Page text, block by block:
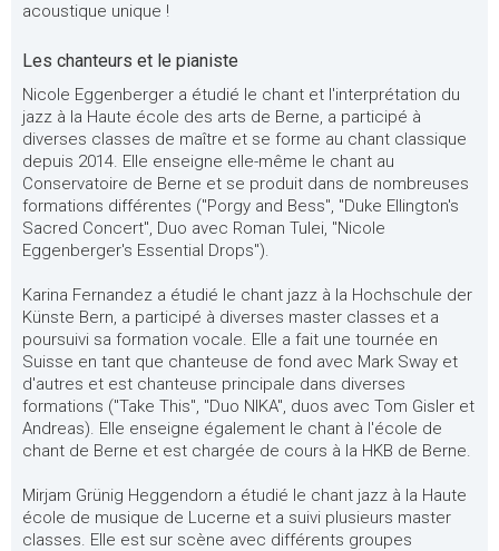
acoustique unique !
Les chanteurs et le pianiste
Nicole Eggenberger a étudié le chant et l'interprétation du
jazz à la Haute école des arts de Berne, a participé à
diverses classes de maître et se forme au chant classique
depuis 2014. Elle enseigne elle-même le chant au
Conservatoire de Berne et se produit dans de nombreuses
formations différentes ("Porgy and Bess", "Duke Ellington's
Sacred Concert", Duo avec Roman Tulei, "Nicole
Eggenberger's Essential Drops").
Karina Fernandez a étudié le chant jazz à la Hochschule der
Künste Bern, a participé à diverses master classes et a
poursuivi sa formation vocale. Elle a fait une tournée en
Suisse en tant que chanteuse de fond avec Mark Sway et
d'autres et est chanteuse principale dans diverses
formations ("Take This", "Duo NIKA", duos avec Tom Gisler et
Andreas). Elle enseigne également le chant à l'école de
chant de Berne et est chargée de cours à la HKB de Berne.
Mirjam Grünig Heggendorn a étudié le chant jazz à la Haute
école de musique de Lucerne et a suivi plusieurs master
classes. Elle est sur scène avec différents groupes